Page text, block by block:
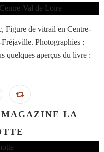
Figure de vitrail en Centre-
Photographies :
quelques aperçus du livre :
MAGAZINE LA